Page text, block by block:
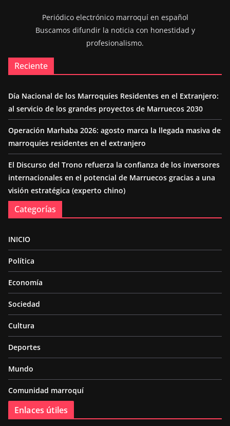
Periódico electrónico marroquí en español
Buscamos difundir la noticia con honestidad y
profesionalismo.
Reciente
Día Nacional de los Marroquíes Residentes en el Extranjero:
al servicio de los grandes proyectos de Marruecos 2030
Operación Marhaba 2026: agosto marca la llegada masiva de
marroquíes residentes en el extranjero
El Discurso del Trono refuerza la confianza de los inversores
internacionales en el potencial de Marruecos gracias a una
visión estratégica (experto chino)
Categorías
INICIO
Política
Economía
Sociedad
Cultura
Deportes
Mundo
Comunidad marroquí
Enlaces útiles